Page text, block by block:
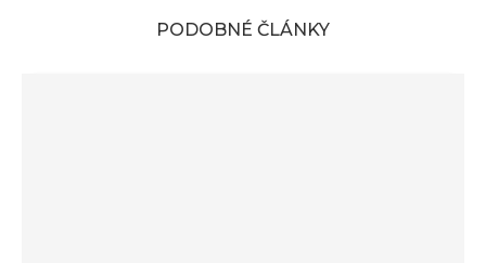
PODOBNÉ ČLÁNKY